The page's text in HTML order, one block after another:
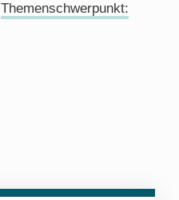
Themenschwerpunkt: